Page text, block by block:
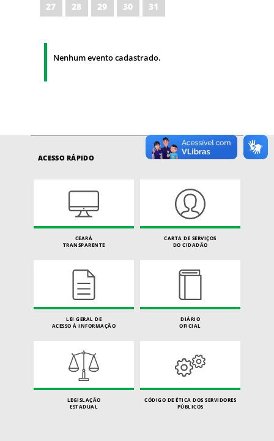
27
28 29 30 31
Nenhum evento cadastrado.
ACESSO RÁPIDO
CEARÁ
TRANSPARENTE
CARTA DE SERVIÇOS
DO CIDADÃO
LEI GERAL DE
ACESSO À INFORMAÇÃO
DIÁRIO
OFICIAL
LEGISLAÇÃO
ESTADUAL
CÓDIGO DE ÉTICA DOS SERVIDORES
PÚBLICOS